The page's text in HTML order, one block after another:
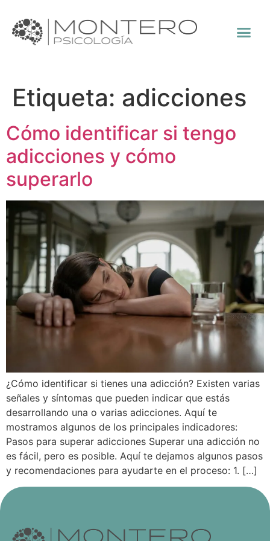
Etiqueta: adicciones
Cómo identificar si tengo
adicciones y cómo
superarlo
¿Cómo identificar si tienes una adicción? Existen varias
señales y síntomas que pueden indicar que estás
desarrollando una o varias adicciones. Aquí te
mostramos algunos de los principales indicadores:
Pasos para superar adicciones Superar una adicción no
es fácil, pero es posible. Aquí te dejamos algunos pasos
y recomendaciones para ayudarte en el proceso: 1. […]